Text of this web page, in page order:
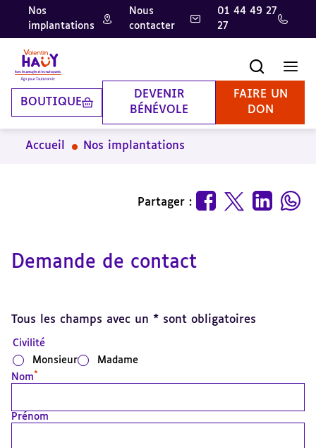
Aller
contenu
principal
Aller
pied
de
page
Aller
la
recherche
Nos
implantations
Nous
contacter
01 44 49 27
27
BOUTIQUE
DEVENIR
BÉNÉVOLE
FAIRE UN
DON
Accueil Nos implantations
Partager :
Demande de contact
Tous les champs avec un * sont obligatoires
Civilité
Monsieur
Madame
Nom *
Prénom